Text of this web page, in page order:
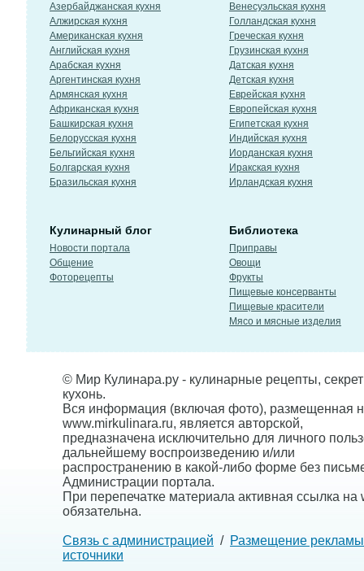
Азербайджанская кухня
Алжирская кухня
Американская кухня
Английская кухня
Арабская кухня
Аргентинская кухня
Армянская кухня
Африканская кухня
Башкирская кухня
Белорусская кухня
Бельгийская кухня
Болгарская кухня
Бразильская кухня
Венесуэльская кухня
Голландская кухня
Греческая кухня
Грузинская кухня
Датская кухня
Детская кухня
Еврейская кухня
Европейская кухня
Египетская кухня
Индийская кухня
Иорданская кухня
Иракская кухня
Ирландская кухня
Кулинарный блог
Новости портала
Общение
Фоторецепты
Библиотека
Приправы
Овощи
Фрукты
Пищевые консерванты
Пищевые красители
Мясо и мясные изделия
© Мир Кулинара.ру - кулинарные рецепты,
кухонь.
Вся информация (включая фото), размещенная
www.mirkulinara.ru, является авторской,
предназначена исключительно для личного
дальнейшему воспроизведению и/или
распространению в какой-либо форме без
Администрации портала.
При перепечатке материала активная ссылка на
обязательна.
Связь с администрацией / Размещение рекламы
источники